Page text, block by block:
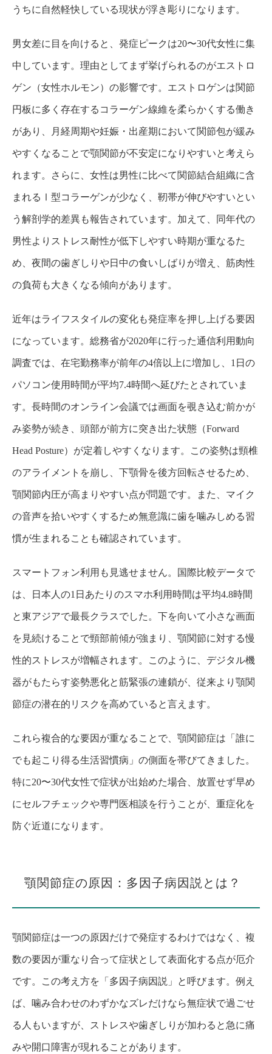
うちに自然軽快している現状が浮き彫りになります。
男女差に目を向けると、発症ピークは20〜30代女性に集
中しています。理由としてまず挙げられるのがエストロ
ゲン（女性ホルモン）の影響です。エストロゲンは関節
円板に多く存在するコラーゲン線維を柔らかくする働き
があり、月経周期や妊娠・出産期において関節包が緩み
やすくなることで顎関節が不安定になりやすいと考えら
れます。さらに、女性は男性に比べて関節結合組織に含
まれるⅠ型コラーゲンが少なく、靭帯が伸びやすいとい
う解剖学的差異も報告されています。加えて、同年代の
男性よりストレス耐性が低下しやすい時期が重なるた
め、夜間の歯ぎしりや日中の食いしばりが増え、筋肉性
の負荷も大きくなる傾向があります。
近年はライフスタイルの変化も発症率を押し上げる要因
になっています。総務省が2020年に行った通信利用動向
調査では、在宅勤務率が前年の4倍以上に増加し、1日の
パソコン使用時間が平均7.4時間へ延びたとされていま
す。長時間のオンライン会議では画面を覗き込む前かが
み姿勢が続き、頭部が前方に突き出た状態（Forward
Head Posture）が定着しやすくなります。この姿勢は頸椎
のアライメントを崩し、下顎骨を後方回転させるため、
顎関節内圧が高まりやすい点が問題です。また、マイク
の音声を拾いやすくするため無意識に歯を噛みしめる習
慣が生まれることも確認されています。
スマートフォン利用も見逃せません。国際比較データで
は、日本人の1日あたりのスマホ利用時間は平均4.8時間
と東アジアで最長クラスでした。下を向いて小さな画面
を見続けることで頸部前傾が強まり、顎関節に対する慢
性的ストレスが増幅されます。このように、デジタル機
器がもたらす姿勢悪化と筋緊張の連鎖が、従来より顎関
節症の潜在的リスクを高めていると言えます。
これら複合的な要因が重なることで、顎関節症は「誰に
でも起こり得る生活習慣病」の側面を帯びてきました。
特に20〜30代女性で症状が出始めた場合、放置せず早め
にセルフチェックや専門医相談を行うことが、重症化を
防ぐ近道になります。
顎関節症の原因：多因子病因説とは？
顎関節症は一つの原因だけで発症するわけではなく、複
数の要因が重なり合って症状として表面化する点が厄介
です。この考え方を「多因子病因説」と呼びます。例え
ば、噛み合わせのわずかなズレだけなら無症状で過ごせ
る人もいますが、ストレスや歯ぎしりが加わると急に痛
みや開口障害が現れることがあります。